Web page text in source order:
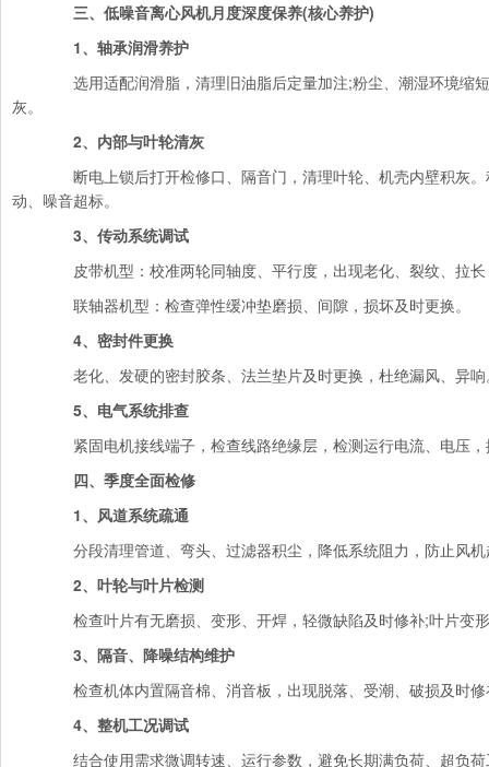
三、低噪音离心风机月度深度保养(核心养护)
1、轴承润滑养护
选用适配润滑脂，清理旧油脂后定量加注;粉尘、潮湿环境缩
灰。
2、内部与叶轮清灰
断电上锁后打开检修口、隔音门，清理叶轮、机壳内壁积灰。
动、噪音超标。
3、传动系统调试
皮带机型：校准两轮同轴度、平行度，出现老化、裂纹、拉长
联轴器机型：检查弹性缓冲垫磨损、间隙，损坏及时更换。
4、密封件更换
老化、发硬的密封胶条、法兰垫片及时更换，杜绝漏风、异响
5、电气系统排查
紧固电机接线端子，检查线路绝缘层，检测运行电流、电压，
四、季度全面检修
1、风道系统疏通
分段清理管道、弯头、过滤器积尘，降低系统阻力，防止风机
2、叶轮与叶片检测
检查叶片有无磨损、变形、开焊，轻微缺陷及时修补;叶片变
3、隔音、降噪结构维护
检查机体内置隔音棉、消音板，出现脱落、受潮、破损及时修
4、整机工况调试
结合使用需求微调转速、运行参数，避免长期满负荷、超负荷